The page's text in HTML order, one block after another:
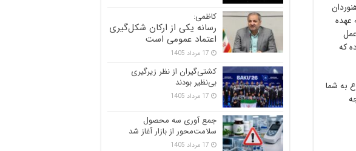
عهده
که
به شما
کاظمی:
رسانه یکی از ارکان شکل‌گیری
اعتماد عمومی است
17 مرداد 1405
کشتی‌گیران از نظر زیرگیری
بی‌نظیر بودند
17 مرداد 1405
جمع آوری سه محصول
سلامت‌محور از بازار آغاز شد
17 مرداد 1405